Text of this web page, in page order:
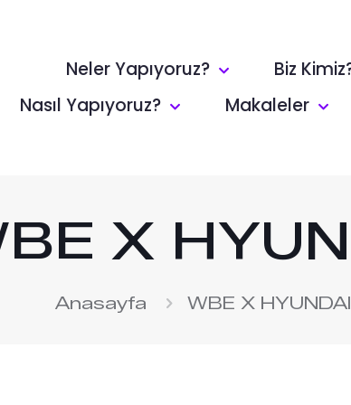
Neler Yapıyoruz? Biz
Nasıl Yapıyoruz?
Makaleler
X
Anasayfa WBE X HYUNDAI